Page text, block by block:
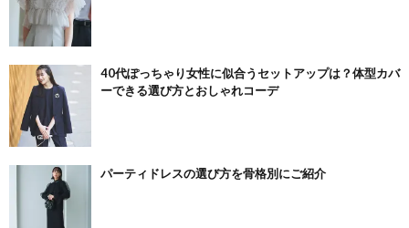
40代ぽっちゃり女性に似合うセットアップは？体型カバ
ーできる選び方とおしゃれコーデ
パーティドレスの選び方を骨格別にご紹介